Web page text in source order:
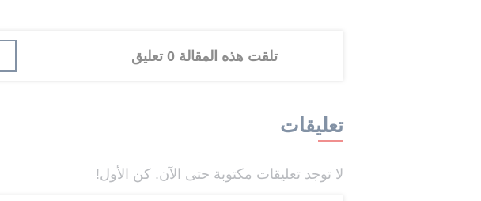
تلقت هذه المقالة 0 تعليق
تعليقات
لا توجد تعليقات مكتوبة حتى الآن. كن الأول!